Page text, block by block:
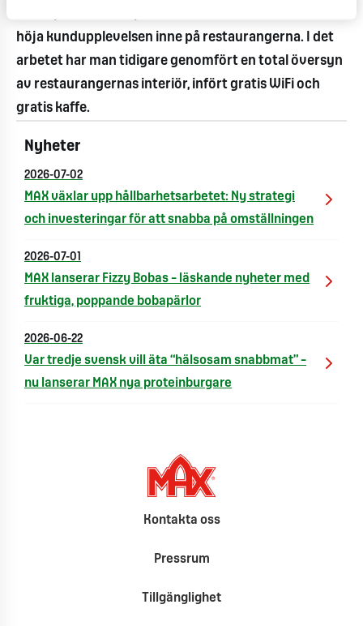
höja kundupplevelsen inne på restaurangerna. I det
arbetet har man tidigare genomfört en total översyn
av restaurangernas interiör, infört gratis WiFi och
gratis kaffe.
Nyheter
2026-07-02
MAX växlar upp hållbarhetsarbetet: Ny strategi
och investeringar för att snabba på omställningen
2026-07-01
MAX lanserar Fizzy Bobas – läskande nyheter med
fruktiga, poppande bobapärlor
2026-06-22
Var tredje svensk vill äta “hälsosam snabbmat” –
nu lanserar MAX nya proteinburgare
Kontakta oss
Pressrum
Tillgänglighet